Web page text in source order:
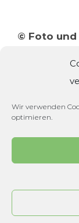
Wir verwenden
optimieren.
© Foto und
Martin
ecoplus,
© Copyright 2020